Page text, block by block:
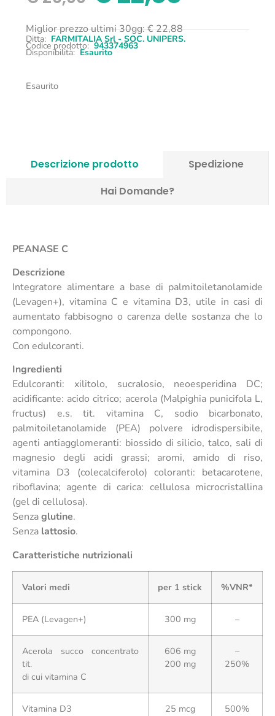
Miglior prezzo ultimi 30gg:€22,88
Ditta: FARMITALIA Srl - SOC. UNIPERS.
Codice prodotto: 943374963
Disponibilità: Esaurito
Esaurito
Descrizione prodotto
Spedizione
Hai Domande?
PEANASE C
Descrizione
Integratore alimentare a base di palmitoiletanolamide
(Levagen+), vitamina C e vitamina D3, utile in casi di
aumentato fabbisogno o carenza delle sostanza che lo
compongono.
Con edulcoranti.
Ingredienti
Edulcoranti: xilitolo, sucralosio, neoesperidina DC;
acidificante: acido citrico; acerola (Malpighia punicifola L,
fructus) e.s. tit. vitamina C, sodio bicarbonato,
palmitoiletanolamide (PEA) polvere idrodispersibile,
agenti antiagglomeranti: biossido di silicio, talco, sali di
magnesio degli acidi grassi; aromi, amido di riso,
vitamina D3 (colecalciferolo) coloranti: betacarotene,
riboflavina; agente di carica: cellulosa microcristallina
(gel di cellulosa).
Senzaglutine.
Senza lattosio.
Caratteristiche nutrizionali
Valori medi per 1 stick %VNR*
PEA (Levagen+) 300 mg –
Acerola succo concentrato
tit.
di cui vitamina C
606 mg
200 mg
–
250%
Vitamina D3 25 mcg 500%